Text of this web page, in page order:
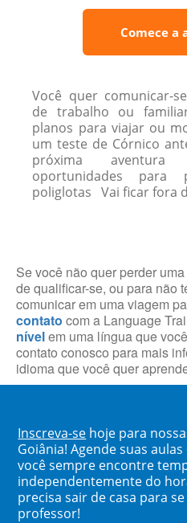
Comece a
Você quer comunicar-
de trabalho ou
planos para viajar ou
um teste de Córnico
próxima aventura
oportunidades para
poliglotas Vai ficar fora
Se você não quer perder
de qualificar-se, ou para não
comunicar em uma viagem
contato com a Language
nívelem uma língua que
contato conosco para mais
idioma que você quer
Inscreva-se hoje para
Goiânia! Agende suas
você sempre encontre
independentemente do
precisa sair de casa para
professor!